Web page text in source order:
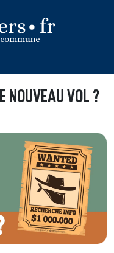
NOUVEAU VOL ?